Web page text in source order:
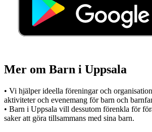
Mer om Barn i Uppsala
• Vi hjälper ideella föreningar och
aktiviteter och evenemang för barn och
• Barn i Uppsala vill dessutom förenkla för
saker att göra tillsammans med sina barn.